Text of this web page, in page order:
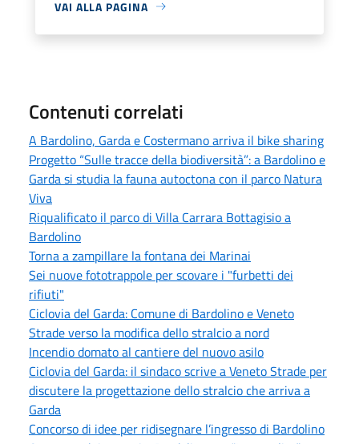
VAI ALLA PAGINA
Contenuti correlati
A Bardolino, Garda e Costermano arriva il bike sharing
Progetto “Sulle tracce della biodiversità”: a Bardolino e
Garda si studia la fauna autoctona con il parco Natura
Viva
Riqualificato il parco di Villa Carrara Bottagisio a
Bardolino
Torna a zampillare la fontana dei Marinai
Sei nuove fototrappole per scovare i "furbetti dei
rifiuti"
Ciclovia del Garda: Comune di Bardolino e Veneto
Strade verso la modifica dello stralcio a nord
Incendio domato al cantiere del nuovo asilo
Ciclovia del Garda: il sindaco scrive a Veneto Strade per
discutere la progettazione dello stralcio che arriva a
Garda
Concorso di idee per ridisegnare l’ingresso di Bardolino